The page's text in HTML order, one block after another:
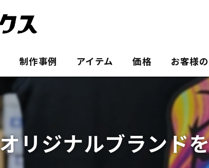
制作事例 アイテム 価格 お客様
オリジナルブランド